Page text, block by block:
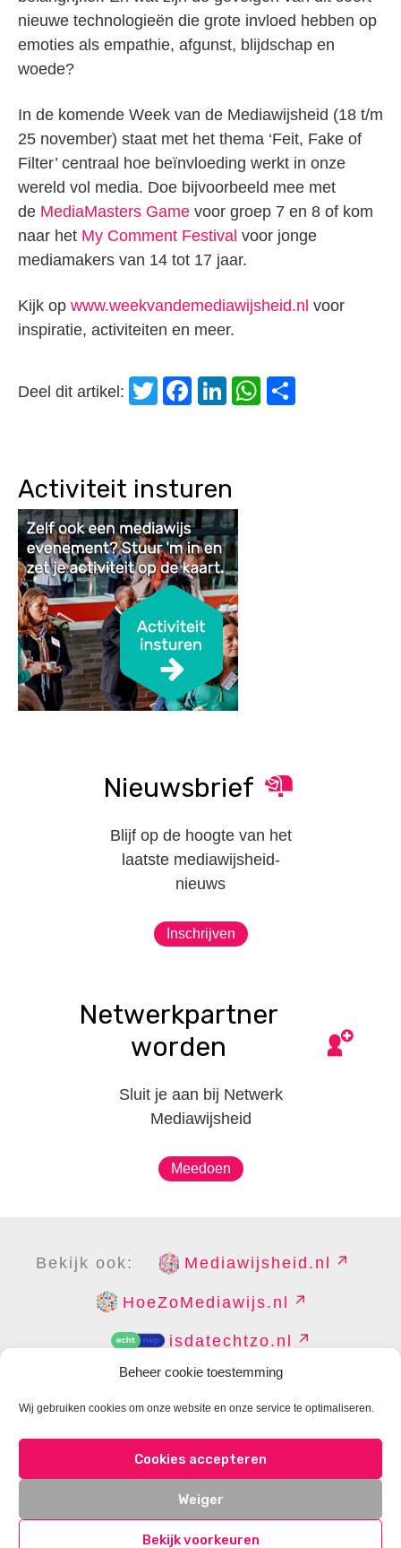
Beheer cookie toestemming
Wij gebruiken cookies om onze website en onze service te optimaliseren.
Cookies accepteren
Weiger
Bekijk voorkeuren
nieuwe technologieën die grote invloed hebben op
emoties als empathie, afgunst, blijdschap en
woede?
In de komende Week van de Mediawijsheid (18 t/m
25 november) staat met het thema ‘Feit, Fake of
Filter’ centraal hoe beïnvloeding werkt in onze
wereld vol media. Doe bijvoorbeeld mee met
de MediaMasters Game voor groep 7 en 8 of kom
naar het My Comment Festival voor jonge
mediamakers van 14 tot 17 jaar.
Kijk op www.weekvandemediawijsheid.nl voor
inspiratie, activiteiten en meer.
Deel dit artikel: Twitter
Facebook
LinkedIn
WhatsApp
Activiteit insturen
Nieuwsbrief
Blijf op de hoogte van het
laatste mediawijsheid-
nieuws
Inschrijven
Netwerkpartner
worden
Sluit je aan bij Netwerk
Mediawijsheid
Meedoen
Bekijk ook: Mediawijsheid.nl
HoeZoMediawijs.nl
isdatechtzo.nl
DISCLAIMER PRIVACY
CONTACT
COOKIES BEHEREN